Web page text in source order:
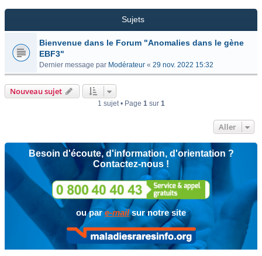
Sujets
Bienvenue dans le Forum "Anomalies dans le gène
EBF3"
Dernier message par Modérateur « 29 nov. 2022 15:32
Nouveau sujet
1 sujet • Page 1sur 1
Aller
Besoin d'écoute, d'information, d'orientation ?
Contactez-nous !
ou pare-mailsur notre site